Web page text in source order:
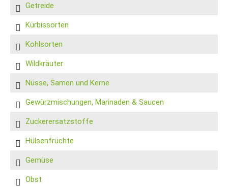
Getreide
Kürbissorten
Kohlsorten
Wildkräuter
Nüsse, Samen und Kerne
Gewürzmischungen, Marinaden & Saucen
Zuckerersatzstoffe
Hülsenfrüchte
Gemüse
Obst